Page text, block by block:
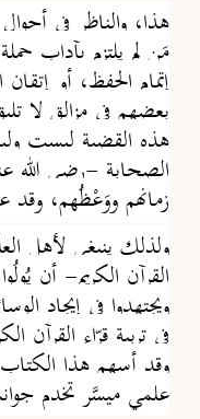
هذا، والناظر في
مَن لم يلتزم بآداب
إتمام الحفظ، أو
بعضهم في مزالق لا
هذه القضية ليست
الصحابة -رضي الله
زمانهم ووَعْظُهم، وقد
ولذلك ينبغي لأهل
القرآن الكريم- أن
ويجتهدوا في إيجاد
في تربية قرّاء القرآن
وقد أسهم هذا
علمي ميسَّر تخدم